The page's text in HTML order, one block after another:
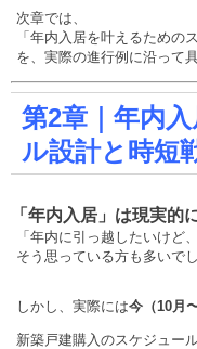
次章では、
「年内入居を叶えるための
を、実際の進行例に沿って
第2章｜年内
ル設計と時短
「年内入居」は現実的
「年内に引っ越したいけど
そう思っている方も多いでし
しかし、実際には今（10月
新築戸建購入のスケジュール